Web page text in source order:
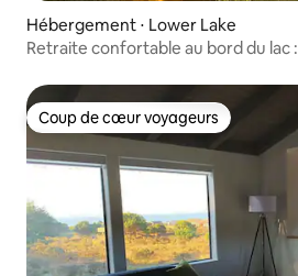
Hébergement ⋅ Lower Lake
Retraite confortable au bord du lac
Coup de cœur voyageurs
Coup de cœur voyageurs